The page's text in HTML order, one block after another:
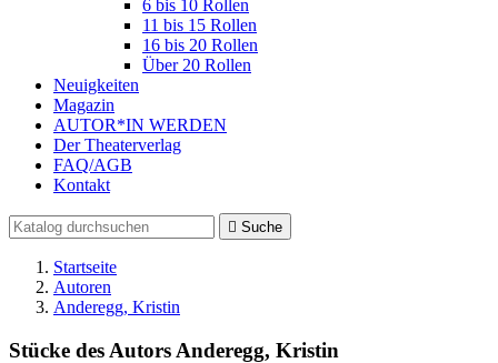
6 bis 10 Rollen
11 bis 15 Rollen
16 bis 20 Rollen
Über 20 Rollen
Neuigkeiten
Magazin
AUTOR*IN WERDEN
Der Theaterverlag
FAQ/AGB
Kontakt
 Suche
Startseite
Autoren
Anderegg, Kristin
Stücke des Autors Anderegg, Kristin